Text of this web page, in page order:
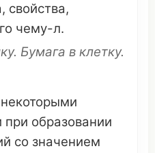
, свойства,
чему-л.
. Бумага в клетку.
некоторыми
при образовании
со значением